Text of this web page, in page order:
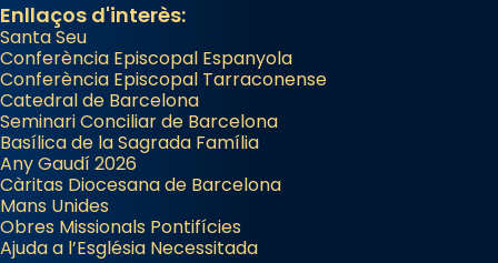
Enllaços d'interès:
Santa Seu
Conferència Episcopal Espanyola
Conferència Episcopal Tarraconense
Catedral de Barcelona
Seminari Conciliar de Barcelona
Basílica de la Sagrada Família
Any Gaudí 2026
Càritas Diocesana de Barcelona
Mans Unides
Obres Missionals Pontifícies
Ajuda a l’Església Necessitada